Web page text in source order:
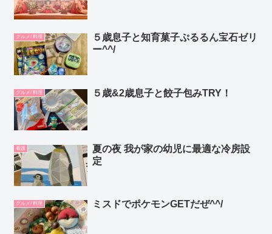
グルメ/ 料理
５歳息子と知育菓子ぷるるん宝石ゼリ
ー^^/
グルメ/ 料理 ５歳&2歳息子と餃子包みTRY！
看護
夏の夜 我が家の幼児に最適な冷房設
定
グルメ/ 料理 ミスドでポケモンGETだぜ^^/